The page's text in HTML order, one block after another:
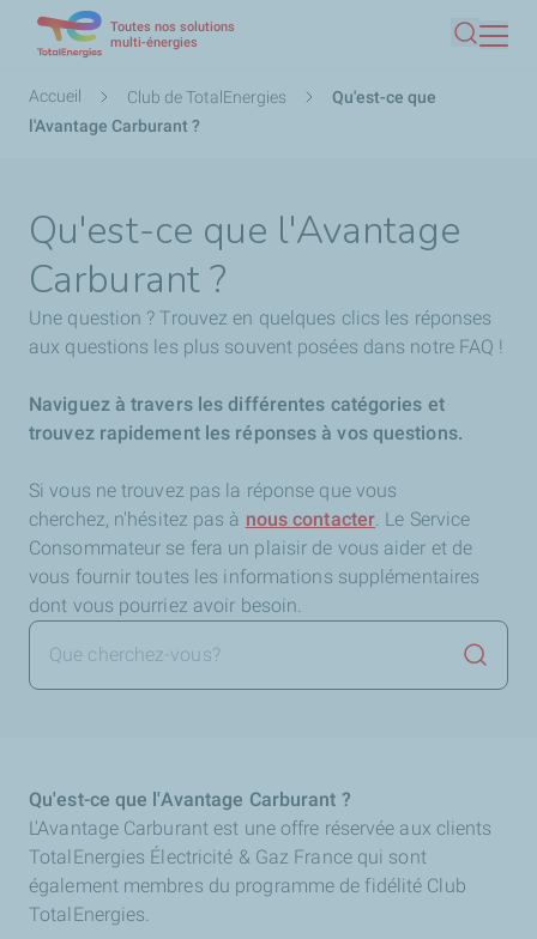
contenu
Toutes nos solutions
multi-énergies
Fil
d'Ariane
Accueil Club de TotalEnergies
Qu'est-ce que
l'Avantage Carburant ?
Qu'est-ce que l'Avantage
Carburant ?
Une question ? Trouvez en quelques clics les réponses
aux questions les plus souvent posées dans notre FAQ !
Naviguez à travers les différentes catégories et
trouvez rapidement les réponses à vos questions.
Si vous ne trouvez pas la réponse que vous
cherchez, n'hésitez pas à nous contacter. Le Service
Consommateur se fera un plaisir de vous aider et de
vous fournir toutes les informations supplémentaires
dont vous pourriez avoir besoin.
Qu'est-ce que l'Avantage Carburant ?
L'Avantage Carburant est une offre réservée aux clients
TotalEnergies Électricité & Gaz France qui sont
également membres du programme de fidélité Club
TotalEnergies.